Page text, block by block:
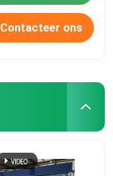
Contacteer ons